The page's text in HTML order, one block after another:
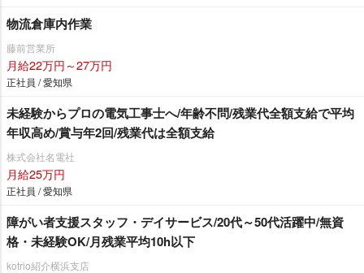
物流倉庫内作業
藤前営業所
月給22万円～27万円
正社員 / 愛知県
未経験からプロの電気工事士へ/年齢不問/残業代全額支給で平均
年収高め/賞与年2回/残業代は全額支給
株式会社名電社
月給25万円
正社員 / 愛知県
障がい者支援スタッフ・デイサービス/20代～50代活躍中/無資
格・未経験OK/月残業平均10h以下
kotrio紹介横浜支店